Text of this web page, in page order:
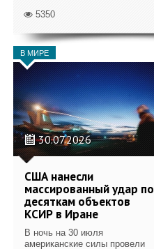
5350
В МИРЕ
30.07.2026
США нанесли
массированный удар по
десяткам объектов
КСИР в Иране
В ночь на 30 июля
американские силы провели